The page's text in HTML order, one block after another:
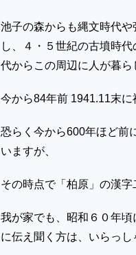
池子の森からも縄文時代
し、４・５世紀の古墳時
代からこの周辺に人が暮ら
今から84年前 1941.11末に
恐らく今から600年ほど前
いますが、
その時点で「柏原」の漢
我が家でも、昭和６０年
に伝え聞く方は、いらっ